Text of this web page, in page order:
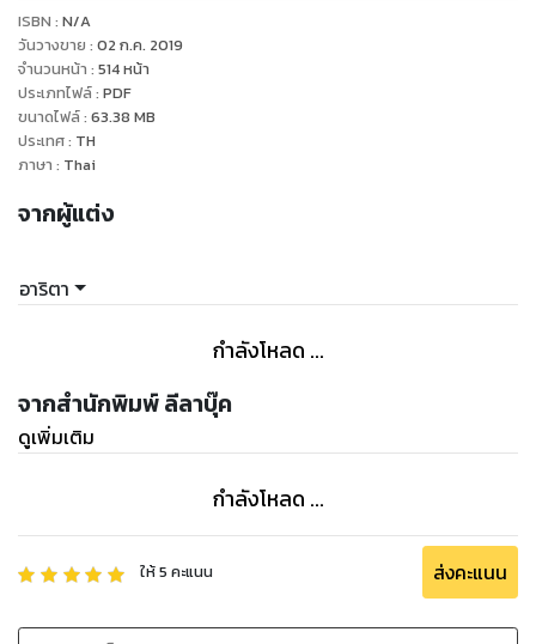
ISBN : N/A
วันวางขาย : 02 ก.ค. 2019
จำนวนหน้า : 514หน้า
ประเภทไฟล์: PDF
ขนาดไฟล์: 63.38 MB
ประเทศ: TH
ภาษา : Thai
จากผู้แต่ง
อาริตา
กำลังโหลด ...
จากสำนักพิมพ์ ลีลาบุ๊ค
ดูเพิ่มเติม
กำลังโหลด ...
ให้5 คะแนน ส่งคะแนน